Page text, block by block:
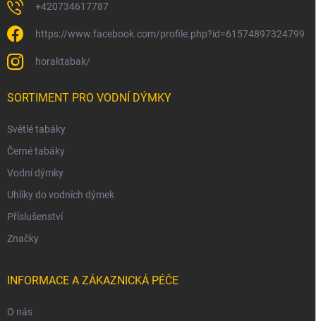
+420734617787
https://www.facebook.com/profile.php?id=61574897324799
horaktabak/
SORTIMENT PRO VODNÍ DÝMKY
Světlé tabáky
Černé tabáky
Vodní dýmky
Uhlíky do vodních dýmek
Příslušenství
Značky
INFORMACE A ZÁKAZNICKÁ PÉČE
O nás